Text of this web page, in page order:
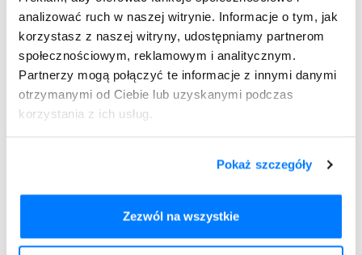
analizować ruch w naszej witrynie. Informacje o tym, jak
korzystasz z naszej witryny, udostępniamy partnerom
społecznościowym, reklamowym i analitycznym.
Partnerzy mogą połączyć te informacje z innymi danymi
otrzymanymi od Ciebie lub uzyskanymi podczas
korzystania z ich usług.
Pokaż szczegóły
Zezwól na wszystkie
ogrodowych, takich jak koszenie trawy, grabienie liści czy
sadzenie roślin warto użyć maseczki, która ograniczy
wdychanie zarodników pleśni, a tym samym złagodzi
dolegliwości alergiczne.
zaostrzyć symptomy alergii. Należą do nich:
alkohol (szampan, wino, piwo),
sos sojowy,